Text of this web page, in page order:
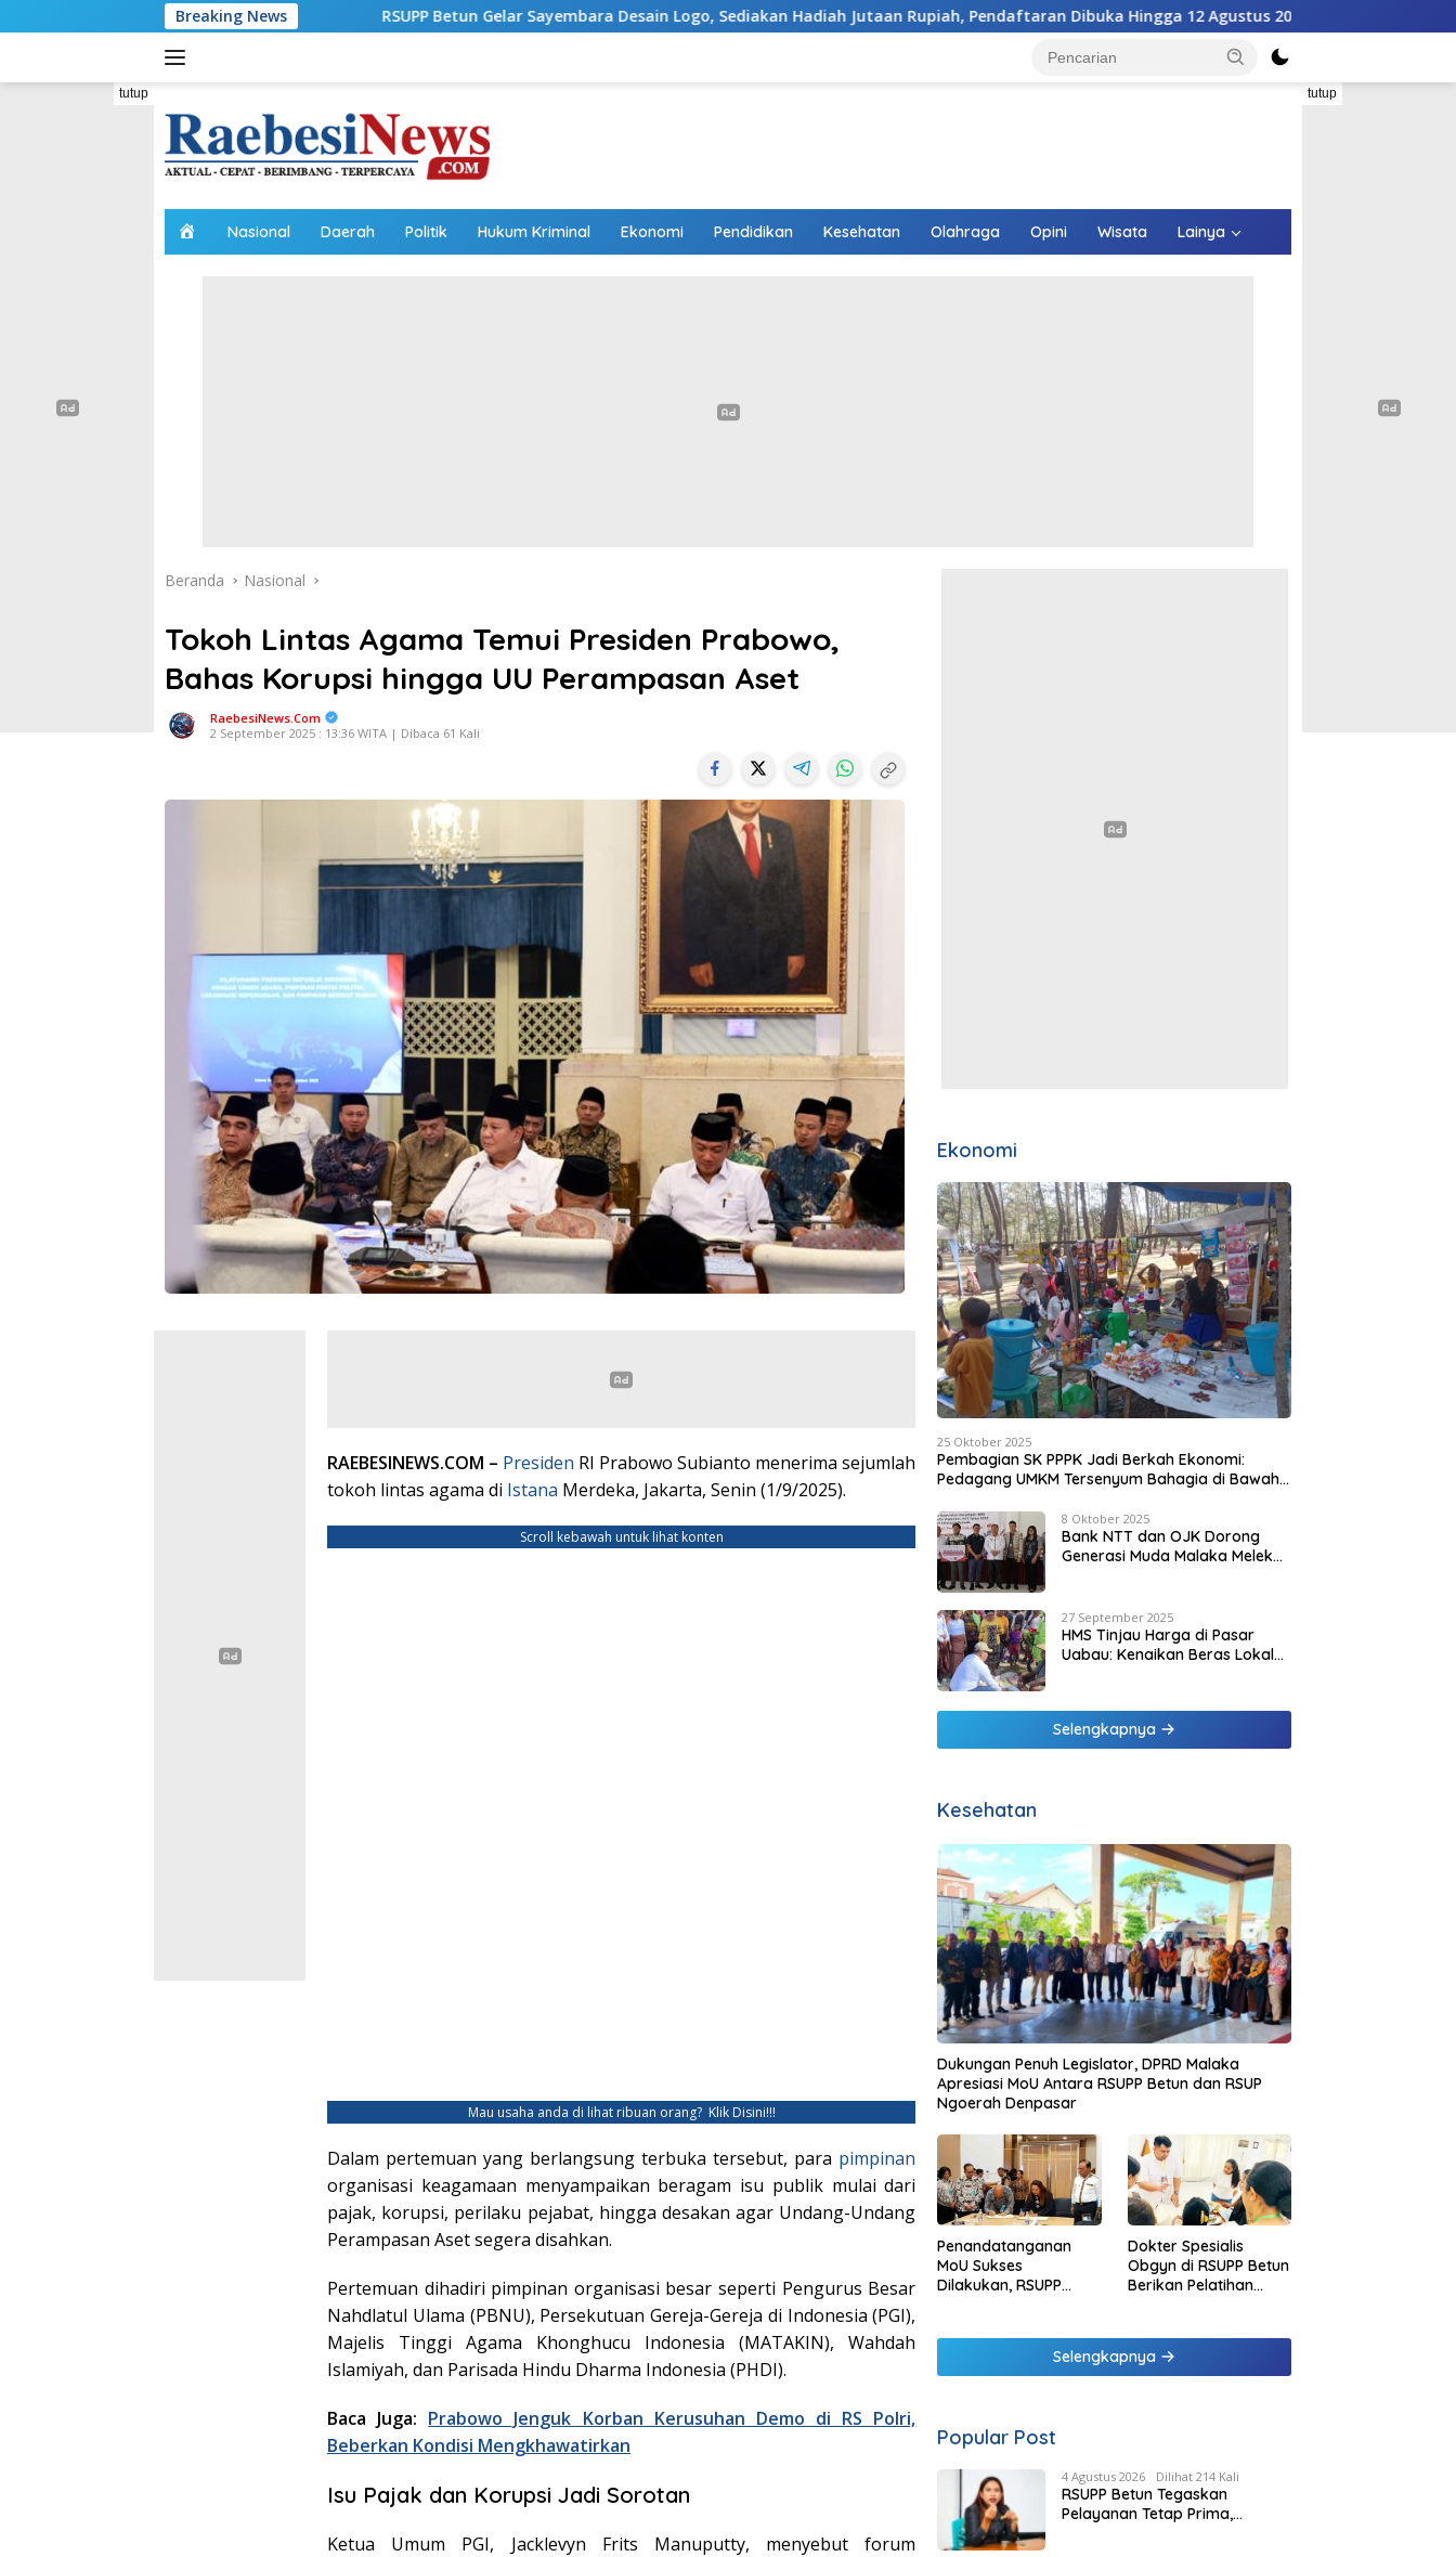
ke
Breaking News
RSUPP Betun Gelar Sayembara Desain Logo, Sediakan Hadiah Jutaan Rupiah, Pendaftaran Dibuka Hingga 12 Agustus 2026 Pembangunan Drainase Dalam
tutup tutup
o
Nasional Daerah Politik Hukum Kriminal Ekonomi Pendidikan Kesehatan Olahraga Opini Wisata Lainya
Beranda Nasional
Tokoh Lintas Agama Temui Presiden Prabowo,
Bahas Korupsi hingga UU Perampasan Aset
RaebesiNews.Com
2 September 2025 : 13:36 WITA | Dibaca 61 Kali
RAEBESINEWS.COM – Presiden RI Prabowo Subianto menerima sejumlah
tokoh lintas agama di Istana Merdeka, Jakarta, Senin (1/9/2025).
Scroll kebawah untuk lihat konten
Mau usaha anda di lihat ribuan orang?Klik Disini!!!
Dalam pertemuan yang berlangsung terbuka tersebut, para pimpinan
organisasi keagamaan menyampaikan beragam isu publik mulai dari
pajak, korupsi, perilaku pejabat, hingga desakan agar Undang-Undang
Perampasan Aset segera disahkan.
Pertemuan dihadiri pimpinan organisasi besar seperti Pengurus Besar
Nahdlatul Ulama (PBNU), Persekutuan Gereja-Gereja di Indonesia (PGI),
Majelis Tinggi Agama Khonghucu Indonesia (MATAKIN), Wahdah
Islamiyah, dan Parisada Hindu Dharma Indonesia (PHDI).
Baca Juga: Prabowo Jenguk Korban Kerusuhan Demo di RS Polri,
Beberkan Kondisi Mengkhawatirkan
Isu Pajak dan Korupsi Jadi Sorotan
Ketua Umum PGI, Jacklevyn Frits Manuputty, menyebut forum
Ekonomi
25 Oktober 2025
Pembagian SK PPPK Jadi Berkah Ekonomi:
Pedagang UMKM Tersenyum Bahagia di Bawah
8 Oktober 2025
Bank NTT dan OJK Dorong
Generasi Muda Malaka Melek
27 September 2025
HMS Tinjau Harga di Pasar
Uabau: Kenaikan Beras Lokal
Selengkapnya
Kesehatan
Dukungan Penuh Legislator, DPRD Malaka
Apresiasi MoU Antara RSUPP Betun dan RSUP
Ngoerah Denpasar
Penandatanganan
MoU Sukses
Dilakukan, RSUPP
Ngoerah
Dokter Spesialis
Obgyn di RSUPP Betun
Berikan Pelatihan
Persalinan Bagi
Tenaga Kesehatan di
Selengkapnya
Popular Post
4 Agustus 2026 Dilihat 214 Kali
RSUPP Betun Tegaskan
Pelayanan Tetap Prima,